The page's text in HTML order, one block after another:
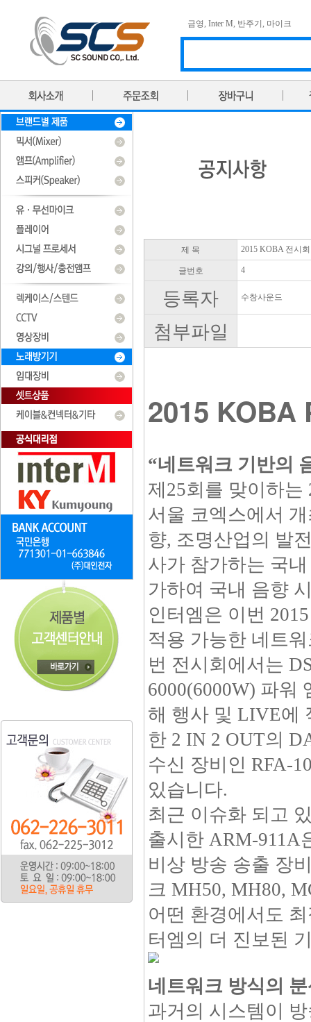
금영, Inter M, 반주기 , 마이크
제 목 2015 KOBA 전시
글번호 4
등록자 수창사운드
첨부파일
2015 KOBA
“네트워크 기반의
제25회를 맞이하는
서울 코엑스에서
향, 조명산업의 발
사가 참가하는 국
가하여 국내 음향
인터엠은 이번
적용 가능한 네트
번 전시회에서는
6000(6000W) 파워
해 행사 및 LIVE에
한 2 IN 2 OUT의
수신 장비인 RFA-
있습니다.
최근 이슈화 되고
출시한 ARM-911A
비상 방송 송출 장
크 MH50, MH80,
어떤 환경에서도
터엠의 더 진보된
네트워크 방식의
과거의 시스템이